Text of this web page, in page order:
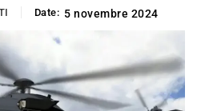
Date: 5 novembre 2024